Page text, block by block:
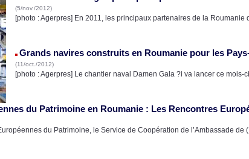
(5/nov./2012)
[photo : Agerpres] En 2011, les principaux partenaires de la
Grands navires construits en Roumanie pour les
(11/oct./2012)
[photo : Agerpres] Le chantier naval Damen Gala ?i va lancer ce
du Patrimoine en Roumanie : Les Rencontres
du Patrimoine, le Service de Coopération de l’Ambassade de